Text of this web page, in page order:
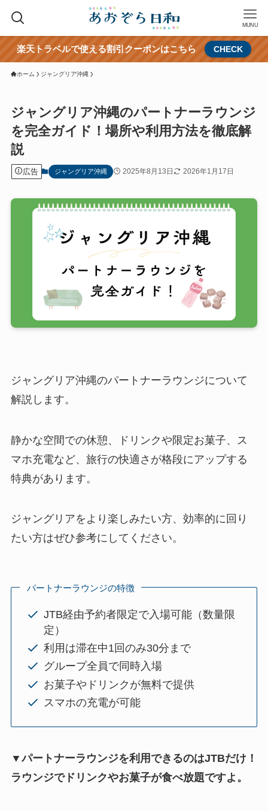
MUNU
楽天トラベルで使える割引クーポンはこちら CHECK
ホーム ジャングリア沖縄
ジャングリア沖縄のパートナーラウンジ
を完全ガイド！場所や利用方法を徹底解
説
広告 ジャングリア沖縄 2025年8月13日 2026年1月17日
ジャングリア沖縄のパートナーラウンジについて
解説します。
静かな空間での休憩、ドリンクや限定お菓子、ス
マホ充電など、旅行の快適さが格段にアップする
特典があります。
ジャングリアをより楽しみたい方、効率的に回り
たい方はぜひ参考にしてください。
パートナーラウンジの特徴
JTB経由予約者限定で入場可能（数量限
定）
利用は滞在中1回のみ30分まで
グループ全員で同時入場
お菓子やドリンクが無料で提供
スマホの充電が可能
▼パートナーラウンジを利用できるのはJTBだけ！
ラウンジでドリンクやお菓子が食べ放題ですよ。